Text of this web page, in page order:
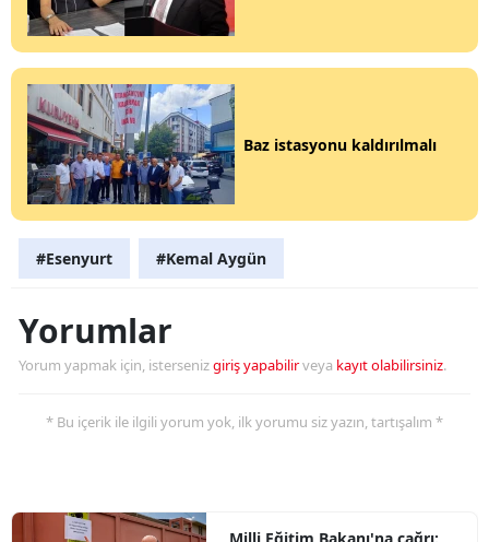
Baz istasyonu kaldırılmalı
#Esenyurt #Kemal Aygün
Yorumlar
Yorum yapmak için, istersenizgiriş yapabilirveya kayıt olabilirsiniz.
* Bu içerik ile ilgili yorum yok, ilk yorumu siz yazın, tartışalım *